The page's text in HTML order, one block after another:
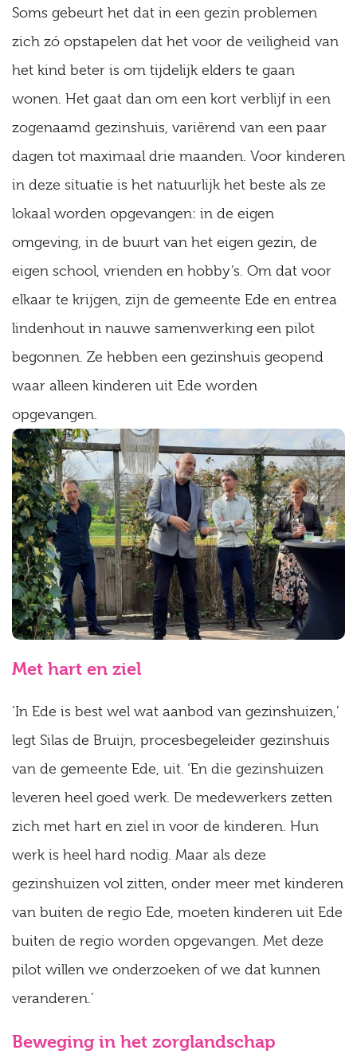
Soms gebeurt het dat in een gezin problemen
zich zó opstapelen dat het voor de veiligheid van
het kind beter is om tijdelijk elders te gaan
wonen. Het gaat dan om een kort verblijf in een
zogenaamd gezinshuis, variërend van een paar
dagen tot maximaal drie maanden. Voor kinderen
in deze situatie is het natuurlijk het beste als ze
lokaal worden opgevangen: in de eigen
omgeving, in de buurt van het eigen gezin, de
eigen school, vrienden en hobby’s. Om dat voor
elkaar te krijgen, zijn de gemeente Ede en entrea
lindenhout in nauwe samenwerking een pilot
begonnen. Ze hebben een gezinshuis geopend
waar alleen kinderen uit Ede worden
opgevangen.
Met hart en ziel
‘In Ede is best wel wat aanbod van gezinshuizen,’
legt Silas de Bruijn, procesbegeleider gezinshuis
van de gemeente Ede, uit. ‘En die gezinshuizen
leveren heel goed werk. De medewerkers zetten
zich met hart en ziel in voor de kinderen. Hun
werk is heel hard nodig. Maar als deze
gezinshuizen vol zitten, onder meer met kinderen
van buiten de regio Ede, moeten kinderen uit Ede
buiten de regio worden opgevangen. Met deze
pilot willen we onderzoeken of we dat kunnen
veranderen.’
Beweging in het zorglandschap